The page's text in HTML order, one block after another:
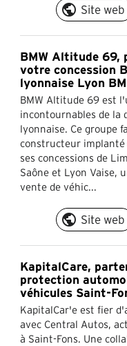
public Site web
BMW Altitude 69,
votre concession
lyonnaise Lyon
BMW Altitude 69 est
incontournables de la
lyonnaise. Ce groupe
constructeur implanté
ses concessions de
Saône et Lyon Vaise,
vente de véhic...
public Site web
KapitalCare,
protection
véhicules Saint-
KapitalCar'e est fier
avec Central Autos,
à Saint-Fons. Une